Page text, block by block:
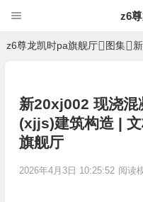
z6
z6尊龙凯时pa旗舰厅 图集
新20xj002 现浇混
(xjjs)建筑构造 |
旗舰厅
2026年4月3日 10:25:52 阅读